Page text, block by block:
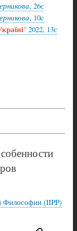
, 26с
, 10c
" 2022, 13с
Философии (IIPP)